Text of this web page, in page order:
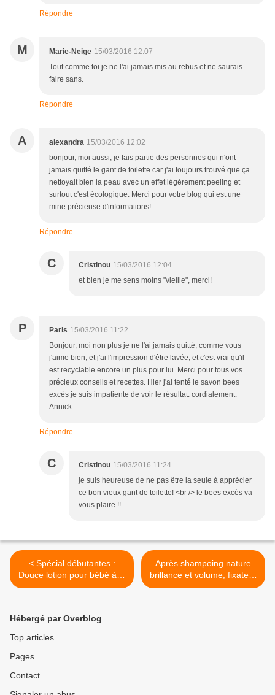
Répondre
M Marie-Neige 15/03/2016 12:07
Tout comme toi je ne l'ai jamais mis au rebus et ne saurais
faire sans.
Répondre
A alexandra 15/03/2016 12:02
bonjour, moi aussi, je fais partie des personnes qui n'ont
jamais quitté le gant de toilette car j'ai toujours trouvé que ça
nettoyait bien la peau avec un effet légèrement peeling et
surtout c'est écologique. Merci pour votre blog qui est une
mine précieuse d'informations!
Répondre
C Cristinou 15/03/2016 12:04
et bien je me sens moins "vieille", merci!
P Paris 15/03/2016 11:22
Bonjour, moi non plus je ne l'ai jamais quitté, comme vous
j'aime bien, et j'ai l'impression d'être lavée, et c'est vrai qu'il
est recyclable encore un plus pour lui. Merci pour tous vos
précieux conseils et recettes. Hier j'ai tenté le savon bees
excès je suis impatiente de voir le résultat. cordialement.
Annick
Répondre
C Cristinou 15/03/2016 11:24
je suis heureuse de ne pas être la seule à apprécier
ce bon vieux gant de toilette! <br /> le bees excès va
vous plaire !!
< Spécial débutantes :
Douce lotion pour bébé à la
camomille, fleur d'oranger
Après shampoing nature
brillance et volume, fixateur
de couleur végétale >
Hébergé par Overblog
Top articles
Pages
Contact